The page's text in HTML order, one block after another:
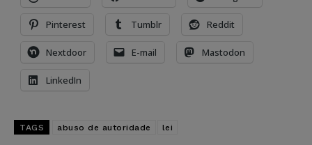
Pinterest Tumblr Reddit
Nextdoor E-mail Mastodon
LinkedIn
TAGS abuso de autoridade lei